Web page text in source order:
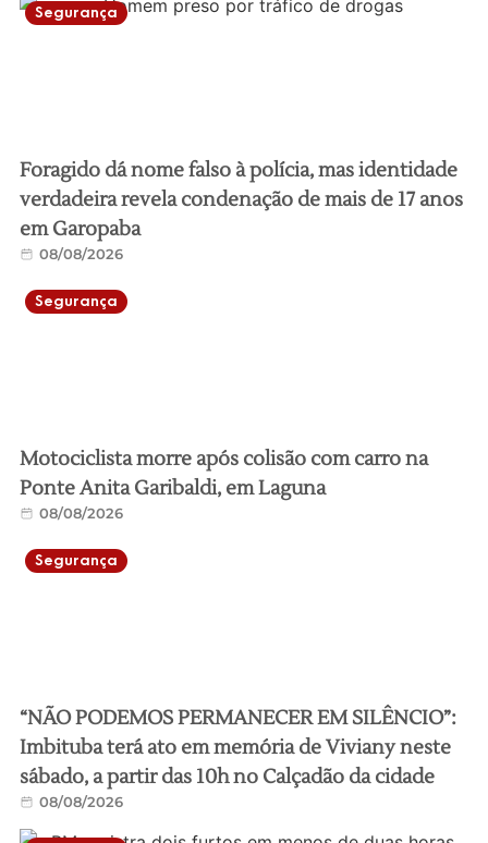
Segurança
Foragido dá nome falso à polícia, mas identidade
verdadeira revela condenação de mais de 17 anos
em Garopaba
08/08/2026
Segurança
Motociclista morre após colisão com carro na
Ponte Anita Garibaldi, em Laguna
08/08/2026
Segurança
“NÃO PODEMOS PERMANECER EM SILÊNCIO”:
Imbituba terá ato em memória de Viviany neste
sábado, a partir das 10h no Calçadão da cidade
08/08/2026